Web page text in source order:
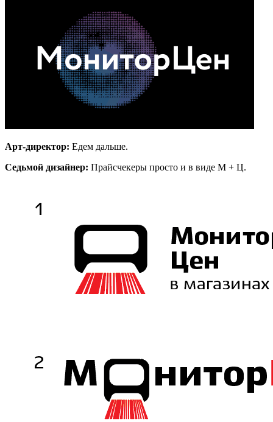
Арт-директор: Едем дальше.
Седьмой дизайнер: Прайсчекеры просто и в виде М + Ц.